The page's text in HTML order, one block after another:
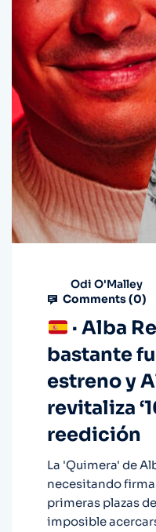
Odi O'Malley
Comments (0)
· Alba
bastante
estreno y
revitaliza
reedición
La 'Quimera' de
necesitando
primeras plazas
imposible